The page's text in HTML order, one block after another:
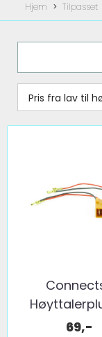
Hjem Tilpasset
Pris fra lav til
adaptere
69,-